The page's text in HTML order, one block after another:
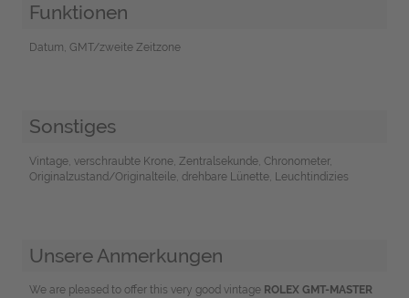
Funktionen
Datum, GMT/zweite Zeitzone
Sonstiges
Vintage, verschraubte Krone, Zentralsekunde, Chronometer,
Originalzustand/Originalteile, drehbare Lünette, Leuchtindizies
Unsere Anmerkungen
We are pleased to offer this very good vintageROLEX GMT-MASTER